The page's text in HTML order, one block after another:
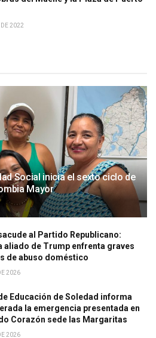
2022
Social inicia el sexto ciclo de
Mayor
al Partido Republicano:
aliado de Trump enfrenta graves
de abuso doméstico
2026
Educación de Soledad informa
la emergencia presentada en
Corazón sede las Margaritas
2026